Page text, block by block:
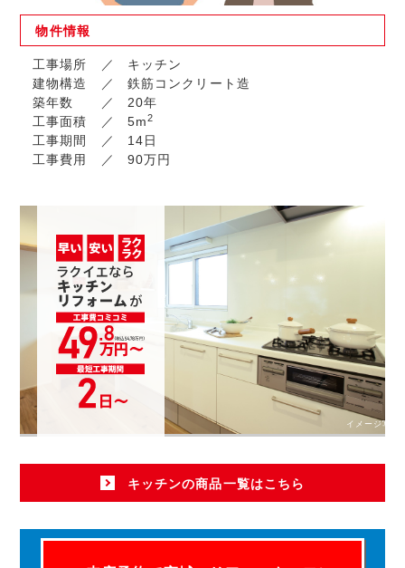
物件情報
工事場所
キッチン
建物構造
鉄筋コンクリート造
築年数
20年
工事面積
5m2
工事期間
14日
工事費用
90万円
イメージ写真
キッチンの商品一覧はこちら